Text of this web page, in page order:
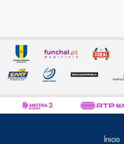
Ínicio